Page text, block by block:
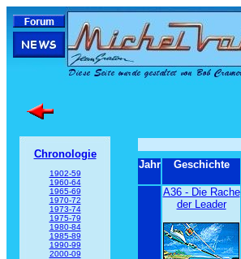
Chronologie
1902-59
1960-64
1965-69
1970-72
1973-74
1975-79
1980-84
1985-89
1990-99
2000-09
Jahr
Geschichte
A36 - Die Rache
der Leader